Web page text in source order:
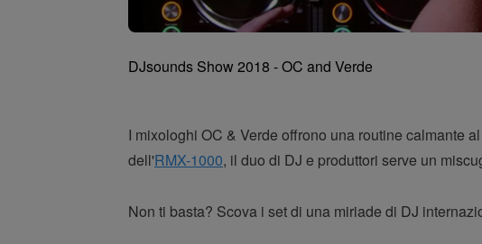
DJsounds Show 2018 - OC and Verde
I mixologhi OC & Verde offrono una routine calmante
dell'RMX-1000, il duo di DJ e produttori serve un
Non ti basta? Scova i set di una miriade di DJ